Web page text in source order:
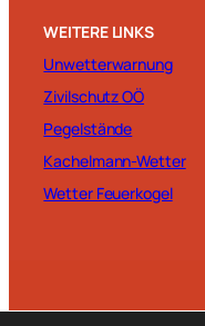
WEITERE LINKS
Unwetterwarnung
Zivilschutz OÖ
Pegelstände
Kachelmann-Wetter
Wetter Feuerkogel